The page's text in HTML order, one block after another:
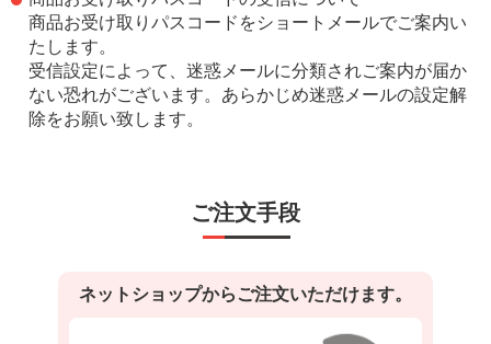
商品お受け取りパスコードをショートメールでご案内い
たします。
受信設定によって、迷惑メールに分類されご案内が届か
ない恐れがございます。あらかじめ迷惑メールの設定解
除をお願い致します。
ご注文手段
ネットショップからご注文いただけます。